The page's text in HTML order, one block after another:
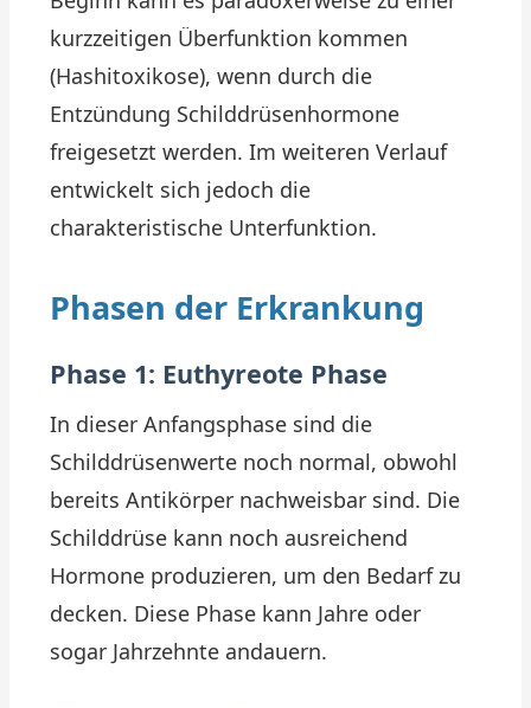
kurzzeitigen Überfunktion kommen
(Hashitoxikose), wenn durch die
Entzündung Schilddrüsenhormone
freigesetzt werden. Im weiteren Verlauf
entwickelt sich jedoch die
charakteristische Unterfunktion.
Phasen der Erkrankung
Phase 1: Euthyreote Phase
In dieser Anfangsphase sind die
Schilddrüsenwerte noch normal, obwohl
bereits Antikörper nachweisbar sind. Die
Schilddrüse kann noch ausreichend
Hormone produzieren, um den Bedarf zu
decken. Diese Phase kann Jahre oder
sogar Jahrzehnte andauern.